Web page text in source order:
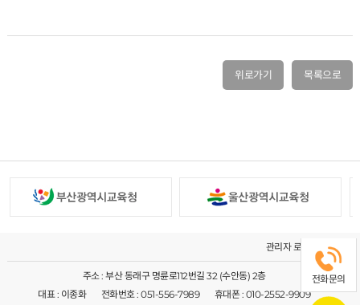
위로가기 목록으로
관리자 로그인
주소 : 부산 동래구 명륜로112번길 32 (수안동) 2층
대표 : 이종화
전화번호 : 051-556-7989 휴대폰 : 010-2552-9909
전화문의